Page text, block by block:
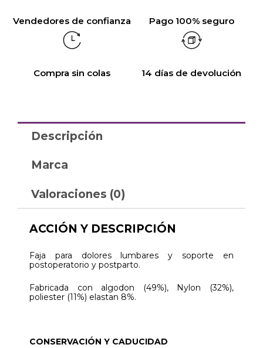
Vendedores de confianza Pago 100% seguro
Compra sin colas 14 días de devolución
Descripción
Marca
Valoraciones (0)
ACCIÓN Y DESCRIPCIÓN
Faja para dolores lumbares y soporte en
postoperatorio y postparto.
Fabricada con algodon (49%), Nylon (32%),
poliester (11%) elastan 8%.
CONSERVACIÓN Y CADUCIDAD